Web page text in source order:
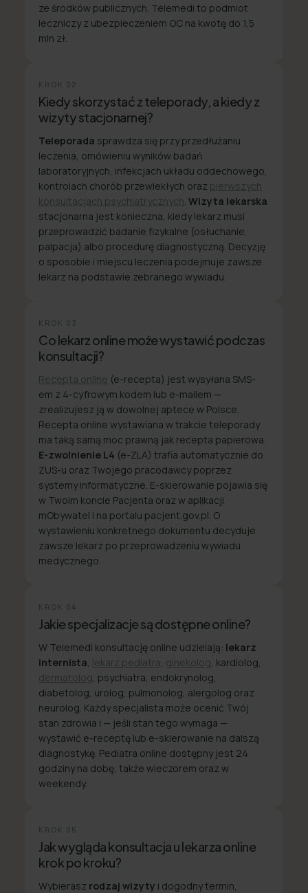
ze środków publicznych. Telemedi to podmiot
leczniczy z ubezpieczeniem OC na kwotę do 1,5
mln zł.
KROK 02
Kiedy skorzystać z teleporady, a kiedy z
wizyty stacjonarnej?
Teleporada sprawdza się przy przedłużaniu
leczenia, omówieniu wyników badań
laboratoryjnych, infekcjach układu oddechowego,
kontrolach chorób przewlekłych oraz pierwszych
konsultacjach psychiatrycznych Wizyta lekarska
stacjonarna jest konieczna, kiedy lekarz musi
przeprowadzić badanie fizykalne (osłuchanie,
palpacja) albo procedurę diagnostyczną. Decyzję
o sposobie i miejscu leczenia podejmuje zawsze
lekarz na podstawie zebranego wywiadu.
KROK 03
Co lekarz online może wystawić podczas
konsultacji?
Recepta online (e-recepta) jest wysyłana SMS-
em z 4-cyfrowym kodem lub e-mailem —
zrealizujesz ją w dowolnej aptece w Polsce.
Recepta online wystawiana w trakcie teleporady
ma taką samą moc prawną jak recepta papierowa.
E-zwolnienie L4 (e-ZLA) trafia automatycznie do
ZUS-u oraz Twojego pracodawcy poprzez
systemy informatyczne. E-skierowanie pojawia się
w Twoim koncie Pacjenta oraz w aplikacji
mObywatel i na portalu pacjent.gov.pl. O
wystawieniu konkretnego dokumentu decyduje
zawsze lekarz po przeprowadzeniu wywiadu
medycznego.
KROK 04
Jakie specjalizacje są dostępne online?
W Telemedi konsultację online udzielają: lekarz
internista lekarz pediatra ginekolog , kardiolog,
dermatolog , psychiatra, endokrynolog,
diabetolog, urolog, pulmonolog, alergolog oraz
neurolog. Każdy specjalista może ocenić Twój
stan zdrowia i — jeśli stan tego wymaga —
wystawić e-receptę lub e-skierowanie na dalszą
diagnostykę. Pediatra online dostępny jest 24
godziny na dobę, także wieczorem oraz w
weekendy.
KROK 05
Jak wygląda konsultacja u lekarza online
krok po kroku?
Wybierasz rodzaj wizyty i dogodny termin,